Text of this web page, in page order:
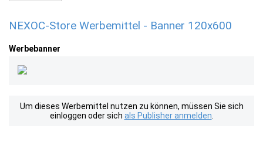
NEXOC-Store Werbemittel - Banner 120x600
Werbebanner
Um dieses Werbemittel nutzen zu können, müssen Sie sich
einloggen oder sich als Publisher anmelden